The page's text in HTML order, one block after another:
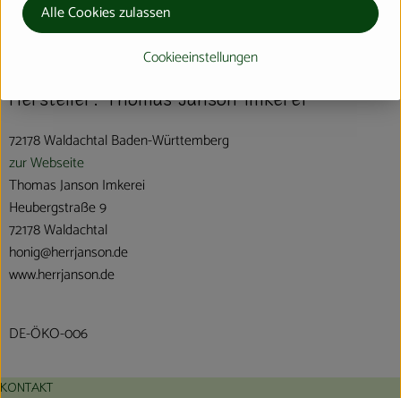
Hersteller: Thomas Janson Imkerei
72178 Waldachtal Baden-Württemberg
zur Webseite
Thomas Janson Imkerei
Heubergstraße 9
72178 Waldachtal
honig@herrjanson.de
www.herrjanson.de
DE-ÖKO-006
KONTAKT
Cookieeinstellungen
Alle Cookies zulassen